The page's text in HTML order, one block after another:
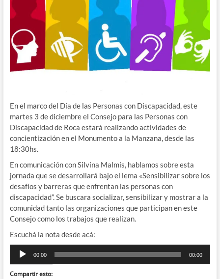
En el marco del Día de las Personas con Discapacidad, este
martes 3 de diciembre el Consejo para las Personas con
Discapacidad de Roca estará realizando actividades de
concientización en el Monumento a la Manzana, desde las
18:30hs.
En comunicación con Silvina Malmis, hablamos sobre esta
jornada que se desarrollará bajo el lema «Sensibilizar sobre los
desafíos y barreras que enfrentan las personas con
discapacidad”. Se buscara socializar, sensibilizar y mostrar a la
comunidad tanto las organizaciones que participan en este
Consejo como los trabajos que realizan.
Escuchá la nota desde acá:
Reproductor
audio
00:00 00:00
Compartir esto: